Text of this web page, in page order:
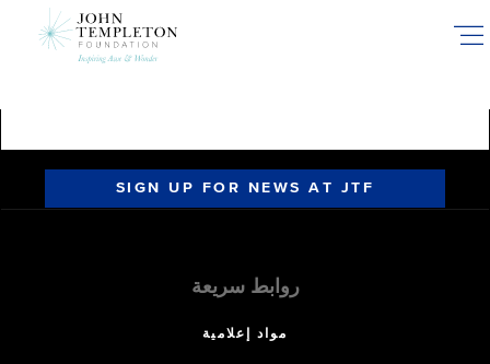
SIGN UP FOR NEWS AT JTF
روابط سريعة
مواد إعلامية